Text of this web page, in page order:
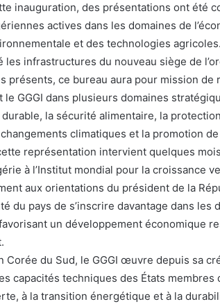
inauguration, des présentations ont été
actives dans les domaines de
et des technologies
les infrastructures du nouveau siège de
présents, ce bureau aura pour mission de
le GGGI dans plusieurs domaines
la sécurité alimentaire, la
changements climatiques et la promotion
représentation intervient quelques
à l’Institut mondial pour la croissance
aux orientations du président de la
du pays de s’inscrire davantage dans les
un développement économique
Corée du Sud, le GGGI œuvre depuis sa
capacités techniques des États membres
à la transition énergétique et à la